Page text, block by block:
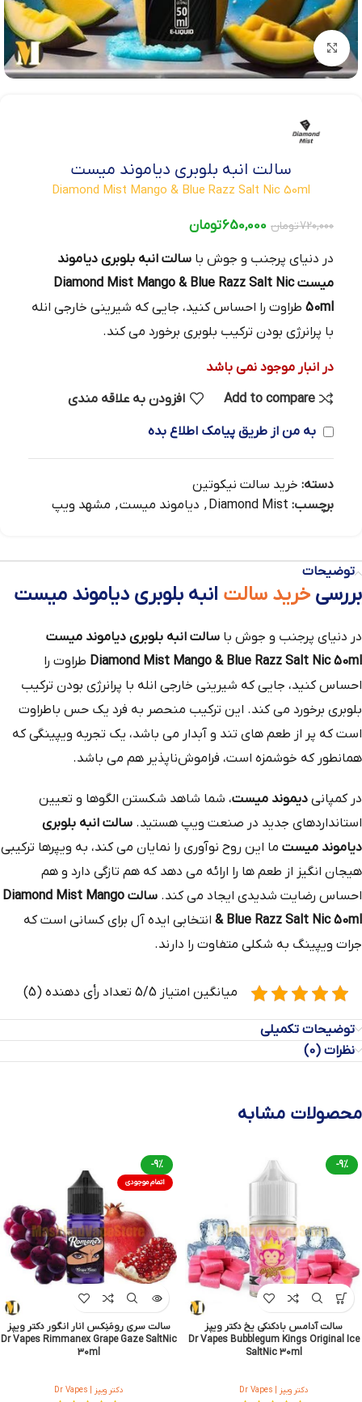
بزرگنمایی تصویر
سالت انبه بلوبری دیاموند میست
Diamond Mist Mango & Blue Razz Salt Nic 50ml
720,000تومان 650,000تومان
در دنیای پرجنب و جوش با سالت انبه بلوبری دیاموند
میست Diamond Mist Mango & Blue Razz Salt Nic
50ml طراوت را احساس کنید، جایی که شیرینی خارجی انله
با پرانرژی بودن ترکیب بلوبری برخورد می‌ کند.
در انبار موجود نمی باشد
Add to compare
افزودن به علاقه مندی
به من از طریق پیامک اطلاع بده
دسته: خرید سالت نیکوتین
برچسب: Diamond Mist
, دیاموند میست, مشهد ویپ
توضیحات
بررسی خرید سالت انبه بلوبری دیاموند میست
در دنیای پرجنب و جوش با سالت انبه بلوبری دیاموند میست
Diamond Mist Mango & Blue Razz Salt Nic 50ml طراوت را
احساس کنید، جایی که شیرینی خارجی انله با پرانرژی بودن ترکیب
بلوبری برخورد می‌ کند. این ترکیب منحصر به فرد یک حس باطراوت
است که پر از طعم‌ های تند و آبدار می باشد، یک تجربه ویپینگی که
همانطور که خوشمزه است، فراموش‌ناپذیر هم می باشد.
در کمپانی دیموند میست، شما شاهد شکستن الگوها و تعیین
استانداردهای جدید در صنعت ویپ هستید. سالت انبه بلوبری
دیاموند میست ما این روح نوآوری را نمایان می‌ کند، به ویپرها ترکیبی
هیجان‌ انگیز از طعم‌ ها را ارائه می‌ دهد که هم تازگی دارد و هم
احساس رضایت شدیدی ایجاد می‌ کند.
سالت Diamond Mist Mango
& Blue Razz Salt Nic 50ml انتخابی ایده‌ آل برای کسانی است که
جرات ویپینگ به شکلی متفاوت را دارند.
میانگین امتیاز 5/5 تعداد رأی دهنده (5)
توضیحات تکمیلی
نظرات (0)
محصولات مشابه
-9%
سالت آدامس بادکنکی یخ دکتر ویپز
Dr Vapes Bubblegum Kings Original Ice
SaltNic 30ml
دکتر ویپز | Dr Vapes
-9%
اتمام موجودی
سالت سری رومَنِکس انار انگور دکتر ویپز
Dr Vapes Rimmanex Grape Gaze SaltNic
30ml
دکتر ویپز | Dr Vapes